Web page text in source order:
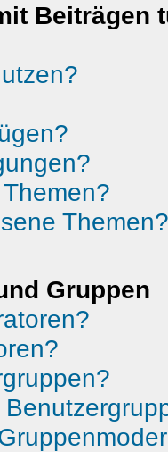
Beiträgen
Themen?
Gruppen